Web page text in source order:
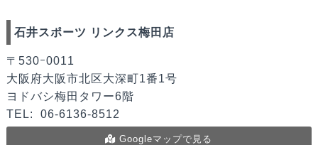
石井スポーツ リンクス梅田店
〒530ｰ0011
大阪府大阪市北区大深町1番1号
ヨドバシ梅田タワー6階
TEL:
06-6136-8512
Googleマップで見る